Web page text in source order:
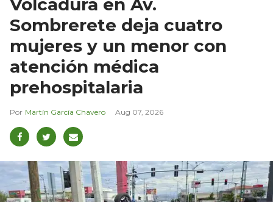
Volcadura en Av.
Sombrerete deja cuatro
mujeres y un menor con
atención médica
prehospitalaria
Martín García Chavero Aug 07, 2026